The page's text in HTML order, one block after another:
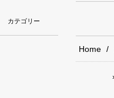
Home
カテゴリー